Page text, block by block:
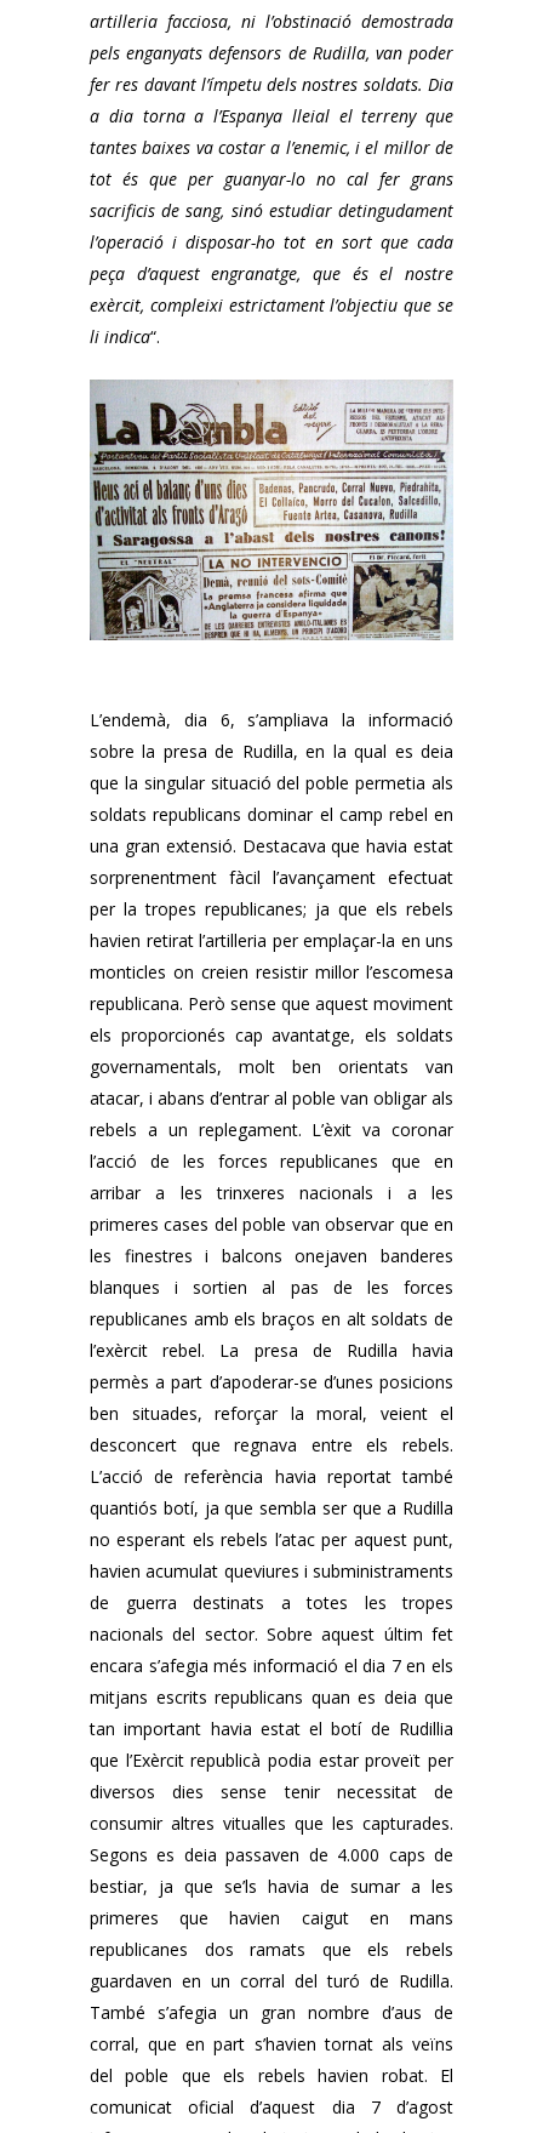
artilleria facciosa, ni l’obstinació demostrada
pels enganyats defensors de Rudilla, van poder
fer res davant l’ímpetu dels nostres soldats. Dia
a dia torna a l’Espanya lleial el terreny que
tantes baixes va costar a l’enemic, i el millor de
tot és que per guanyar-lo no cal fer grans
sacrificis de sang, sinó estudiar detingudament
l’operació i disposar-ho tot en sort que cada
peça d’aquest engranatge, que és el nostre
exèrcit, compleixi estrictament l’objectiu que se
li indica“.
L’endemà, dia 6, s’ampliava la informació
sobre la presa de Rudilla, en la qual es deia
que la singular situació del poble permetia als
soldats republicans dominar el camp rebel en
una gran extensió. Destacava que havia estat
sorprenentment fàcil l’avançament efectuat
per la tropes republicanes; ja que els rebels
havien retirat l’artilleria per emplaçar-la en uns
monticles on creien resistir millor l’escomesa
republicana. Però sense que aquest moviment
els proporcionés cap avantatge, els soldats
governamentals, molt ben orientats van
atacar, i abans d’entrar al poble van obligar als
rebels a un replegament. L’èxit va coronar
l’acció de les forces republicanes que en
arribar a les trinxeres nacionals i a les
primeres cases del poble van observar que en
les finestres i balcons onejaven banderes
blanques i sortien al pas de les forces
republicanes amb els braços en alt soldats de
l’exèrcit rebel. La presa de Rudilla havia
permès a part d’apoderar-se d’unes posicions
ben situades, reforçar la moral, veient el
desconcert que regnava entre els rebels.
L’acció de referència havia reportat també
quantiós botí, ja que sembla ser que a Rudilla
no esperant els rebels l’atac per aquest punt,
havien acumulat queviures i subministraments
de guerra destinats a totes les tropes
nacionals del sector. Sobre aquest últim fet
encara s’afegia més informació el dia 7 en els
mitjans escrits republicans quan es deia que
tan important havia estat el botí de Rudillia
que l’Exèrcit republicà podia estar proveït per
diversos dies sense tenir necessitat de
consumir altres vitualles que les capturades.
Segons es deia passaven de 4.000 caps de
bestiar, ja que se’ls havia de sumar a les
primeres que havien caigut en mans
republicanes dos ramats que els rebels
guardaven en un corral del turó de Rudilla.
També s’afegia un gran nombre d’aus de
corral, que en part s’havien tornat als veïns
del poble que els rebels havien robat. El
comunicat oficial d’aquest dia 7 d’agost